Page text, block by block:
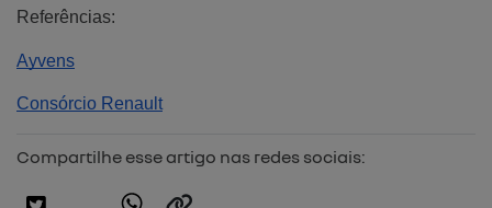
Referências:
Ayvens
Consórcio Renault
Compartilhe esse artigo nas redes sociais: